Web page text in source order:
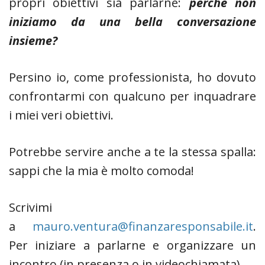
iniziamo da una bella conversazione
insieme?
Persino io, come professionista, ho dovuto
confrontarmi con qualcuno per inquadrare
i miei veri obiettivi.
Potrebbe servire anche a te la stessa spalla:
sappi che la mia è molto comoda!
Scrivimi
a mauro.ventura@finanzaresponsabile.it.
Per iniziare a parlarne e organizzare un